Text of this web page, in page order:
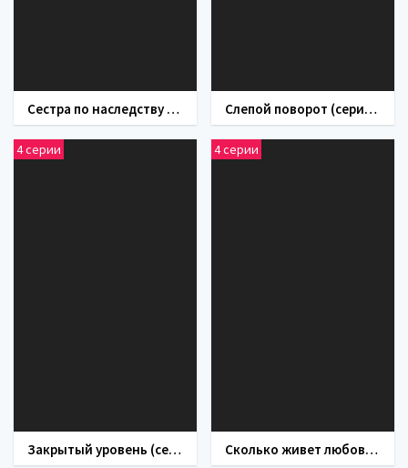
Сестра по наследству (сериал 2019) Слепой поворот (сериал 2020)
4 серии
Закрытый уровень (сериал 2023)
4 серии
Сколько живет любовь (сериал 2019)